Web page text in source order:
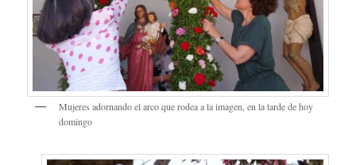
Mujeres adornando el arco que rodea a la imagen, en la tarde de hoy
domingo